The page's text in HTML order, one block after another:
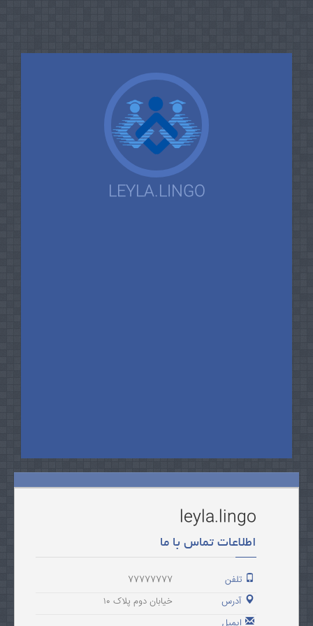
LEYLA.LINGO
leyla.lingo
اطلاعات تماس با ما
تلفن
77777777
آدرس
خیابان دوم پلاک ۱۰
ایمیل